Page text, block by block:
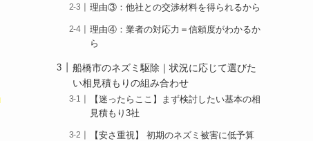
理由③：他社との交渉材料を得られるから
理由④：業者の対応力＝信頼度がわかるか
ら
船橋市のネズミ駆除｜状況に応じて選びた
い相見積もりの組み合わせ
【迷ったらここ】まず検討したい基本の相
見積もり3社
【安さ重視】 初期のネズミ被害に低予算